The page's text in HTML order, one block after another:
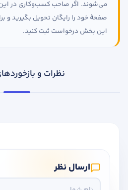
می‌شوند. اگر صاحب کسب‌وکاری در این
صفحهٔ خود را رایگان تحویل بگیرید و
این بخش درخواست ثبت کنید.
نظرات و
ارسال نظر